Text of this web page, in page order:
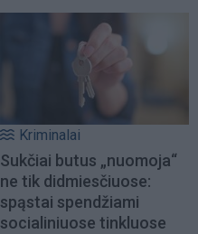
Kriminalai
Sukčiai butus „nuomoja“
ne tik didmiesčiuose:
spąstai spendžiami
socialiniuose tinkluose